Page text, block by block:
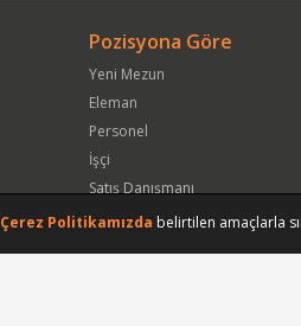
Pozisyona Göre
Yeni Mezun
Eleman
Personel
İşçi
Satış Danışmanı
Öğrenci
Çerez Politikamızda belirtilen amaçlarla